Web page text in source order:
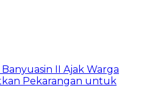
II Ajak Warga
Pekarangan untuk